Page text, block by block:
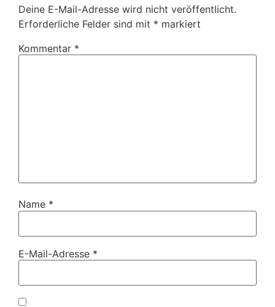
Deine E-Mail-Adresse wird nicht veröffentlicht.
Erforderliche Felder sind mit * markiert
Kommentar *
Name *
E-Mail-Adresse *